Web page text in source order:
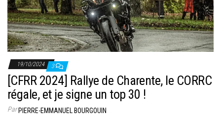
19/10/2024 3
[CFRR 2024] Rallye de Charente, le CORRC
régale, et je signe un top 30 !
ParPIERRE-EMMANUEL BOURGOUIN